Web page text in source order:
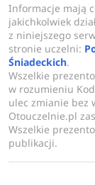
biologicznych, ale
chemią
produkcji.
Informacje mają
jakichkolwiek
z niniejszego
stronie uczelni:
Śniadeckich.
Wszelkie
w rozumieniu
ulec zmianie bez
Otouczelnie.pl
Wszelkie
publikacji.